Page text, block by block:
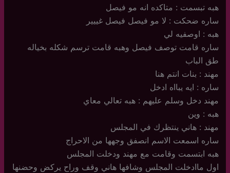
هبه تبسمت : متاكده انه مو فيصل
ساره ضحكت : لا مو فيصل فيصل غييير
هبه : اوصفيه لي
ساره قامت توصف فيصل وهبه قامت ترسم شكله بخياله
طق الباب
مهند : بنات انتم هنا
ساره : ايه يبااه ادخل
مهند دخل وسلم عليهم : هبه تعالي معاي
هبه : وين
مهند : هاني ينتظرك في المجلس
ساره اسمعت الاسم انصفق وجهها من الاحراج
هبه ابتسمت وقامت مع مهند ودخلت المجلس
اول ماادخلت المجلس وشافها هاني وقف وراح يركض وحضنها